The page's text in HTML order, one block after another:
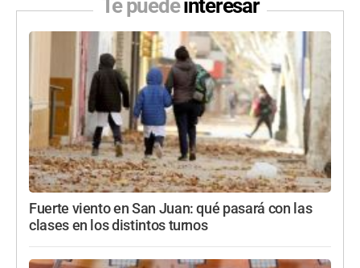
Te puedeinteresar
Fuerte viento en San Juan: qué pasará con las
clases en los distintos turnos